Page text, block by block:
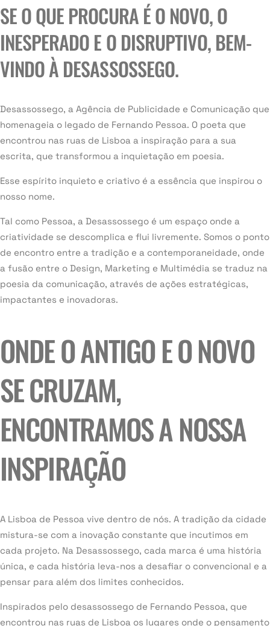
SE O QUE PROCURA É O NOVO, O
INESPERADO E O DISRUPTIVO, BEM-
VINDO À DESASSOSSEGO.
Desassossego, a Agência de Publicidade e Comunicação que
homenageia o legado de Fernando Pessoa. O poeta que
encontrou nas ruas de Lisboa a inspiração para a sua
escrita, que transformou a inquietação em poesia.
Esse espírito inquieto e criativo é a essência que inspirou o
nosso nome.
Tal como Pessoa, a Desassossego é um espaço onde a
criatividade se descomplica e flui livremente. Somos o ponto
de encontro entre a tradição e a contemporaneidade, onde
a fusão entre o Design, Marketing e Multimédia se traduz na
poesia da comunicação, através de ações estratégicas,
impactantes e inovadoras.
ONDE O ANTIGO E O NOVO
SE CRUZAM,
ENCONTRAMOS A NOSSA
INSPIRAÇÃO
A Lisboa de Pessoa vive dentro de nós. A tradição da cidade
mistura-se com a inovação constante que incutimos em
cada projeto. Na Desassossego, cada marca é uma história
única, e cada história leva-nos a desafiar o convencional e a
pensar para além dos limites conhecidos.
Inspirados pelo desassossego de Fernando Pessoa, que
encontrou nas ruas de Lisboa os lugares onde o pensamento